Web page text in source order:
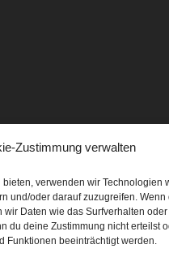
Zustimmung verwalten
verwenden wir Technologien
und/oder darauf zuzugreifen. Wenn
wir Daten wie das Surfverhalten
du deine Zustimmung nicht erteilst
Funktionen beeinträchtigt werden.